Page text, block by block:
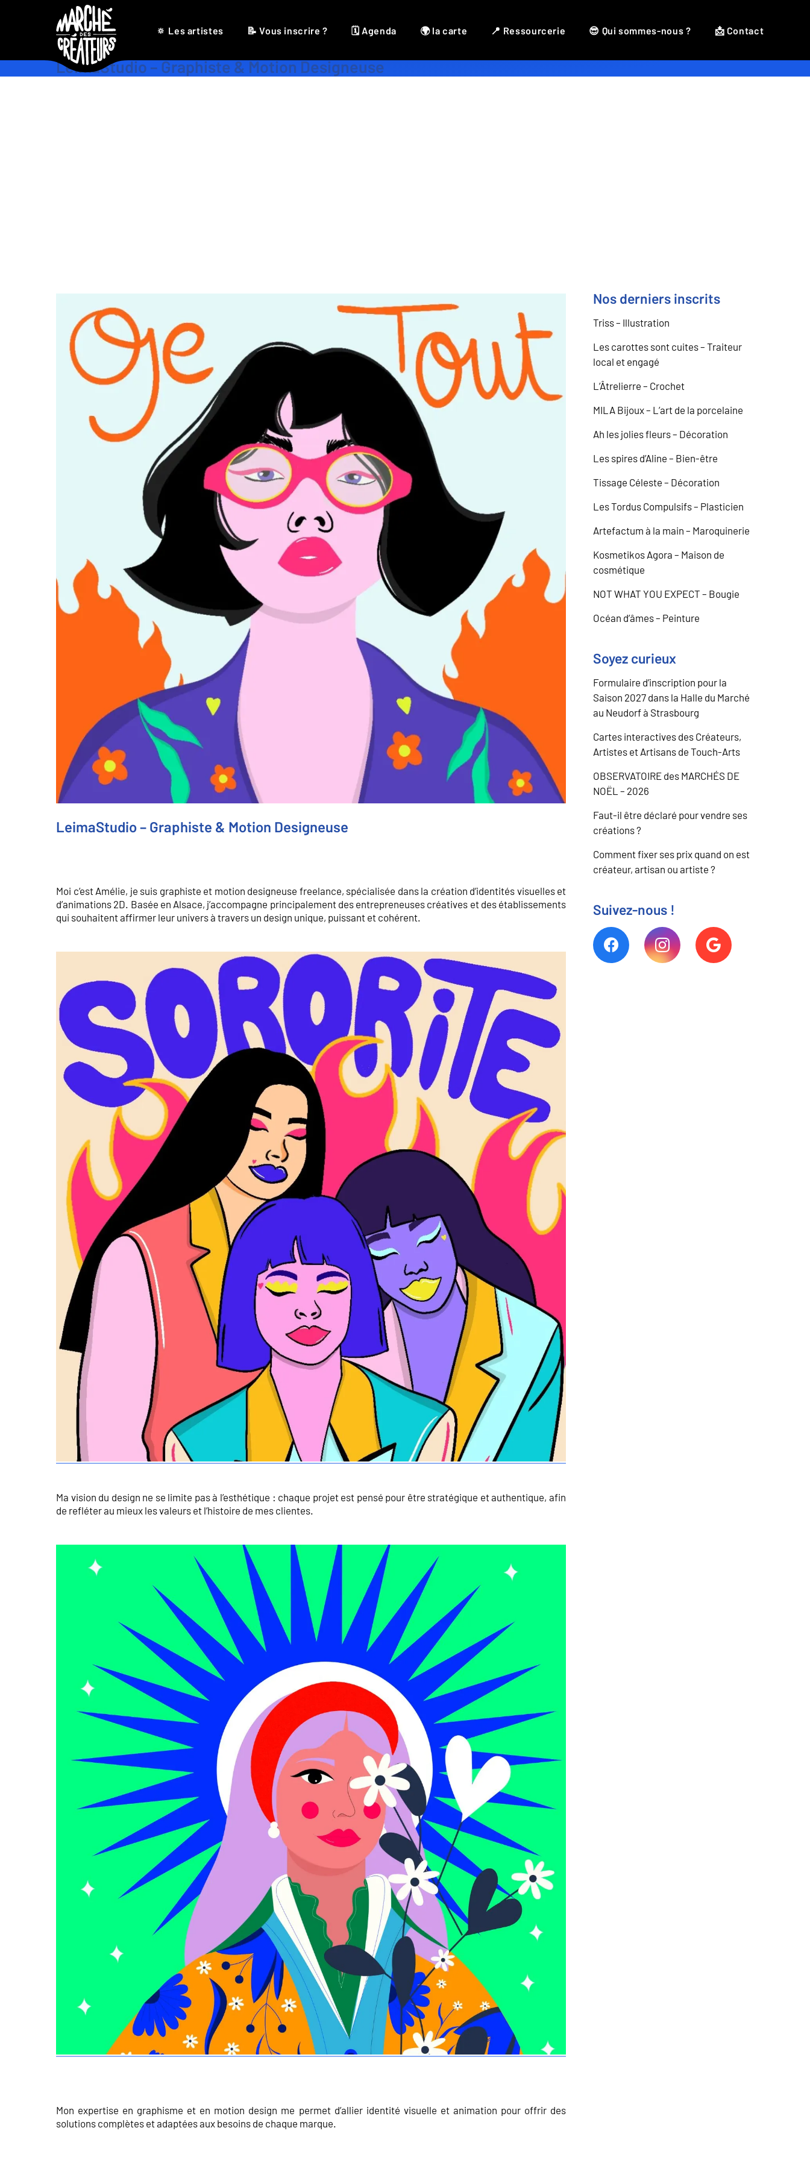
🔅 Les artistes 📝 Vous inscrire ? 🗓 Agenda 🌍 la carte 📍 Ressourcerie 😎 Qui sommes-nous ? 📩 Contact
LeimaStudio – Graphiste & Motion Designeuse
LeimaStudio – Graphiste & Motion Designeuse
Moi c’est Amélie, je suis graphiste et motion designeuse freelance, spécialisée dans la création d’identités visuelles et
d’animations 2D. Basée en Alsace, j’accompagne principalement des entrepreneuses créatives et des établissements
qui souhaitent affirmer leur univers à travers un design unique, puissant et cohérent.
Ma vision du design ne se limite pas à l’esthétique : chaque projet est pensé pour être stratégique et authentique, afin
de refléter au mieux les valeurs et l’histoire de mes clientes.
Mon expertise en graphisme et en motion design me permet d’allier identité visuelle et animation pour offrir des
solutions complètes et adaptées aux besoins de chaque marque.
Nos derniers inscrits
Triss – Illustration
Les carottes sont cuites – Traiteur
local et engagé
L’Âtrelierre – Crochet
MILA Bijoux – L’art de la porcelaine
Ah les jolies fleurs – Décoration
Les spires d’Aline – Bien-être
Tissage Céleste – Décoration
Les Tordus Compulsifs – Plasticien
Artefactum à la main – Maroquinerie
Kosmetikos Agora – Maison de
cosmétique
NOT WHAT YOU EXPECT – Bougie
Océan d’âmes – Peinture
Soyez curieux
Formulaire d’inscription pour la
Saison 2027 dans la Halle du Marché
au Neudorf à Strasbourg
Cartes interactives des Créateurs,
Artistes et Artisans de Touch-Arts
OBSERVATOIRE des MARCHÉS DE
NOËL – 2026
Faut-il être déclaré pour vendre ses
créations ?
Comment fixer ses prix quand on est
créateur, artisan ou artiste ?
Suivez-nous !